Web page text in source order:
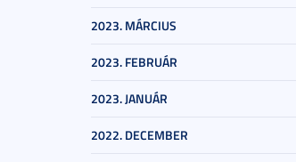
2023. MÁRCIUS
2023. FEBRUÁR
2023. JANUÁR
2022. DECEMBER